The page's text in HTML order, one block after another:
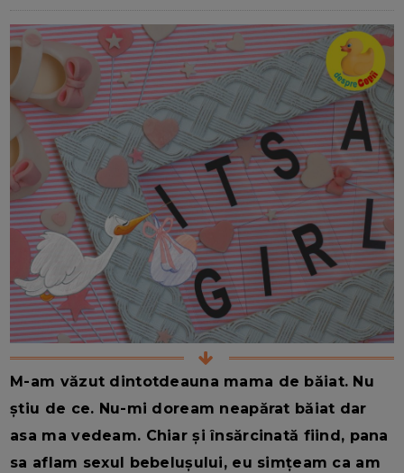
M-am văzut dintotdeauna mama de băiat. Nu
știu de ce. Nu-mi doream neapărat băiat dar
asa ma vedeam. Chiar și însărcinată fiind, pana
sa aflam sexul bebelușului, eu simțeam ca am